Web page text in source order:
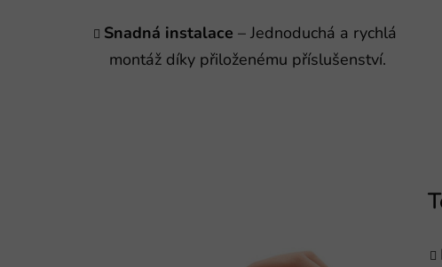
Snadná instalace – Jednoduchá a rychlá
montáž díky přiloženému příslušenství.